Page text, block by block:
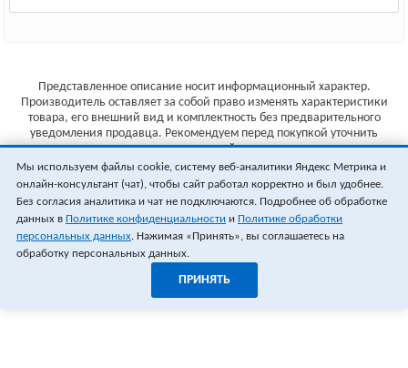
Представленное описание носит информационный характер.
Производитель оставляет за собой право изменять характеристики
товара, его внешний вид и комплектность без предварительного
уведомления продавца. Рекомендуем перед покупкой уточнить
характеристики товара на сайте производителя.
Указанные цены не являются публичной офертой (ст.435 ГК РФ).
Стоимость и наличие товара уточняйте у менеджера.
Мы используем файлы cookie, систему веб-аналитики Яндекс Метрика и
онлайн-консультант (чат), чтобы сайт работал корректно и был удобнее.
Без согласия аналитика и чат не подключаются. Подробнее об обработке
данных в Политике конфиденциальности и Политике обработки
персональных данных. Нажимая «Принять», вы соглашаетесь на
обработку персональных данных.
ПРИНЯТЬ